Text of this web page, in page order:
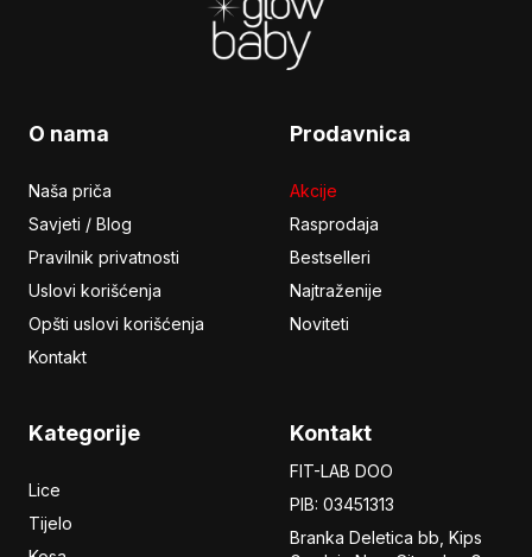
O nama
Naša priča
Savjeti / Blog
Pravilnik privatnosti
Uslovi korišćenja
Opšti uslovi korišćenja
Kontakt
Prodavnica
Akcije
Rasprodaja
Bestselleri
Najtraženije
Noviteti
Kategorije
Lice
Tijelo
Kontakt
FIT-LAB DOO
PIB: 03451313
Branka Deletica bb, Kips